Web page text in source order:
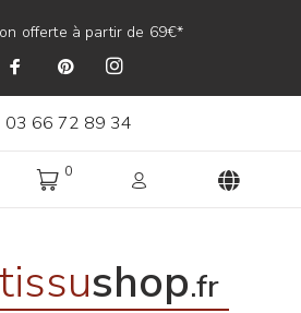
offerte à partir de 69€*
03 66 72 89 34
0
tissushop.fr